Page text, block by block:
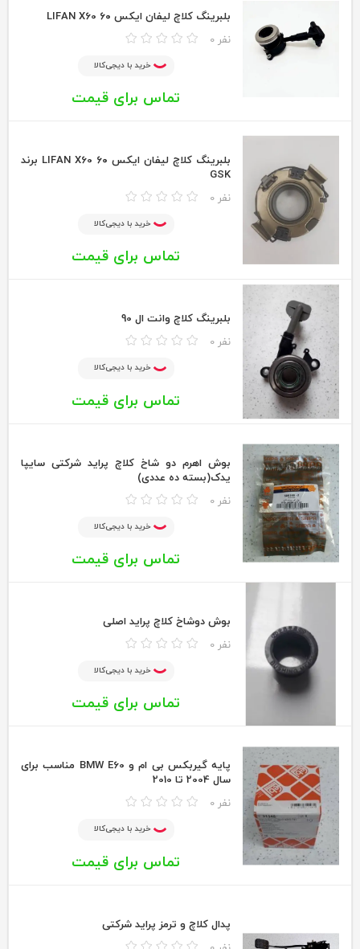
بلبرینگ کلاچ لیفان ایکس ۶۰ LIFAN X60
0 نفر
خرید با دیجی‌کالا
تماس برای قیمت
بلبرینگ کلاچ لیفان ایکس ۶۰ LIFAN X60 برند
GSK
0 نفر
خرید با دیجی‌کالا
تماس برای قیمت
بلبرینگ کلاچ وانت ال 90
0 نفر
خرید با دیجی‌کالا
تماس برای قیمت
بوش اهرم دو شاخ کلاچ پراید شرکتی سایپا
یدک(بسته ده عددی)
0 نفر
خرید با دیجی‌کالا
تماس برای قیمت
بوش دوشاخ کلاچ پراید اصلی
0 نفر
خرید با دیجی‌کالا
تماس برای قیمت
پایه گیربکس بی ام و BMW E60 مناسب برای
سال 2004 تا 2010
0 نفر
خرید با دیجی‌کالا
تماس برای قیمت
پدال کلاچ و ترمز پراید شرکتی